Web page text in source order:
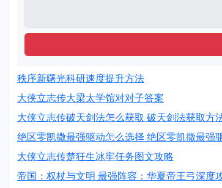
秩序新曙光科研速度提升方法
大侠立志传大梁太学馆对对子答案
大侠立志传破天剑法怎么获取 破天剑法获取方
绝区零凯撒最强驱动怎么选择 绝区零凯撒最强
大侠立志传楚狂生冰牢任务图文攻略
帝国：权杖与文明 最强阵容：华夏帝王弓深度